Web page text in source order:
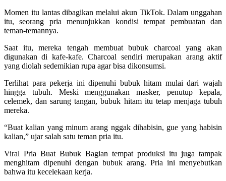
Momen itu lantas dibagikan melalui akun TikTok. Dalam unggahan
itu, seorang pria menunjukkan kondisi tempat pembuatan dan
teman-temannya.
Saat itu, mereka tengah membuat bubuk charcoal yang akan
digunakan di kafe-kafe. Charcoal sendiri merupakan arang aktif
yang diolah sedemikian rupa agar bisa dikonsumsi.
Terlihat para pekerja ini dipenuhi bubuk hitam mulai dari wajah
hingga tubuh. Meski menggunakan masker, penutup kepala,
celemek, dan sarung tangan, bubuk hitam itu tetap menjaga tubuh
mereka.
“Buat kalian yang minum arang nggak dihabisin, gue yang habisin
kalian,” ujar salah satu teman pria itu.
Viral Pria Buat Bubuk Bagian tempat produksi itu juga tampak
menghitam dipenuhi dengan bubuk arang. Pria ini menyebutkan
bahwa itu kecelekaan kerja.